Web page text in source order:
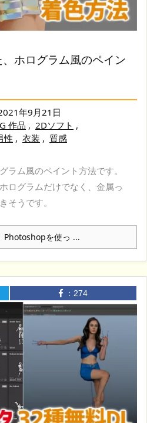
ホログラム風のペイン
年9月21日
作品 , 2Dソフト ,
性 , 衣装 , 質感
ラム風のペイント方法です。
ログラムだけでなく、金属っ
そうです。
を使っ ...
： 274